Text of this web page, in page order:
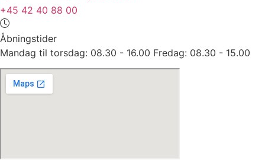
+45 42 40 88 00
Åbningstider
Mandag til torsdag: 08.30 - 16.00 Fredag: 08.30 - 15.00